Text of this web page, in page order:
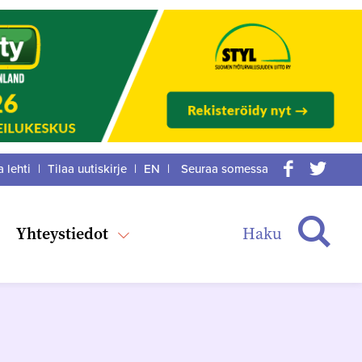
Yhteystiedot Haku
lehti | Tilaa uutiskirje | EN | Seuraa somessa